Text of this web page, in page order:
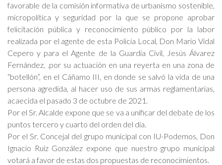
favorable de la comisión informativa de urbanismo sostenible,
micropolítica y seguridad por la que se propone aprobar
felicitación pública y reconocimiento público por la labor
realizada por el agente de esta Policía Local, Don Mario Vidal
Cepero y para el Agente de la Guardia Civil, Jesús Álvarez
Fernández, .por su actuación en una reyerta en una zona de
“botellón”, en el Cáñamo III, en donde se salvó la vida de una
persona agredida, al hacer uso de sus armas reglamentarias,
acaecida el pasado 3 de octubre de 2021.
Por el Sr. Alcalde expone que se va a unificar del debate de los
puntos tercero y cuarto del orden del día.
Por el Sr. Concejal del grupo municipal con IU-Podemos, Don
Ignacio Ruiz González expone que nuestro grupo municipal
votará a favor de estas dos propuestas de reconocimientos.